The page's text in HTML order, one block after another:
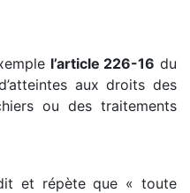
l’article 226-16 du
aux droits des
ou des traitements
et répète que « toute